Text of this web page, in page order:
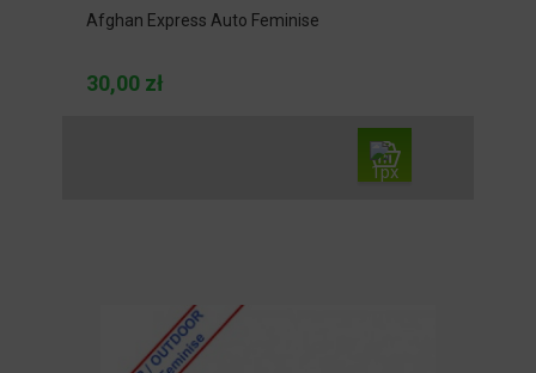
Afghan Express Auto Feminise
30,00 zł